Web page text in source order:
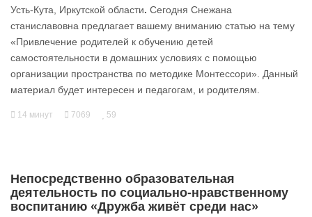
Усть-Кута, Иркутской области. Сегодня Снежана
станиславовна предлагает вашему вниманию статью на тему
«Привлечение родителей к обучению детей
самостоятельности в домашних условиях с помощью
организации пространства по методике Монтессори». Данный
материал будет интересен и педагогам, и родителям.
14 минут 7069 59
Непосредственно образовательная
деятельность по социально-нравственному
воспитанию «Дружба живёт среди нас»